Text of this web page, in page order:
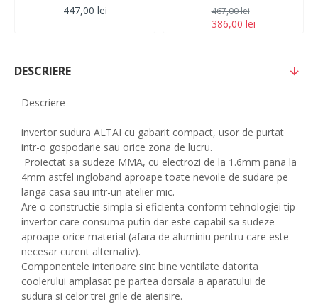
447,00 lei
386,00 lei
467,00 lei
DESCRIERE
Descriere
invertor sudura ALTAI cu gabarit compact, usor de purtat
intr-o gospodarie sau orice zona de lucru.
Proiectat sa sudeze MMA, cu electrozi de la 1.6mm pana la
4mm astfel ingloband aproape toate nevoile de sudare pe
langa casa sau intr-un atelier mic.
Are o constructie simpla si eficienta conform tehnologiei tip
invertor care consuma putin dar este capabil sa sudeze
aproape orice material (afara de aluminiu pentru care este
necesar curent alternativ).
Componentele interioare sint bine ventilate datorita
coolerului amplasat pe partea dorsala a aparatului de
sudura si celor trei grile de aierisire.